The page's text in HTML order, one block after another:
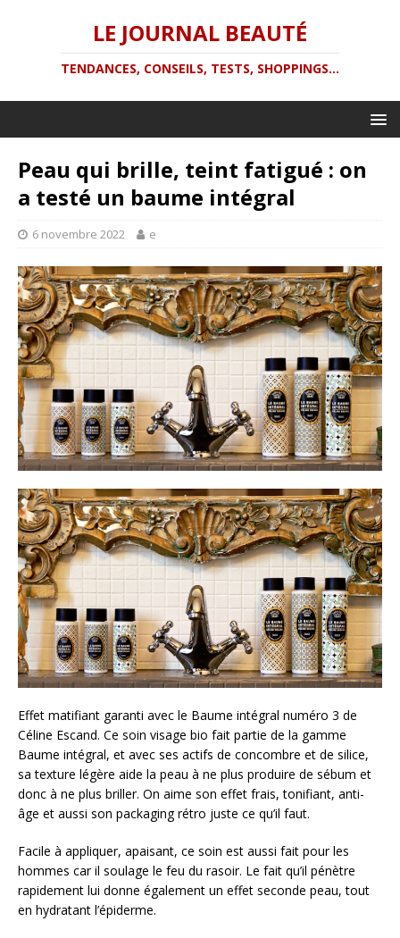
LE JOURNAL BEAUTÉ
TENDANCES, CONSEILS, TESTS, SHOPPINGS...
Peau qui brille, teint fatigué : on
a testé un baume intégral
6 novembre 2022 e
Effet matifiant garanti avec le Baume intégral numéro 3 de
Céline Escand. Ce soin visage bio fait partie de la gamme
Baume intégral, et avec ses actifs de concombre et de silice,
sa texture légère aide la peau à ne plus produire de sébum et
donc à ne plus briller. On aime son effet frais, tonifiant, anti-
âge et aussi son packaging rétro juste ce qu’il faut.
Facile à appliquer, apaisant, ce soin est aussi fait pour les
hommes car il soulage le feu du rasoir. Le fait qu’il pénètre
rapidement lui donne également un effet seconde peau, tout
en hydratant l’épiderme.